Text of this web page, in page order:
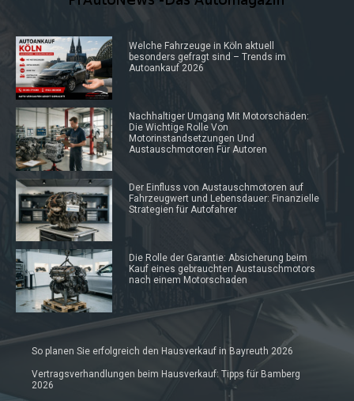
Welche Fahrzeuge in Köln aktuell
besonders gefragt sind – Trends im
Autoankauf 2026
Nachhaltiger Umgang Mit Motorschäden:
Die Wichtige Rolle Von
Motorinstandsetzungen Und
Austauschmotoren Für Autoren
Der Einfluss von Austauschmotoren auf
Fahrzeugwert und Lebensdauer: Finanzielle
Strategien für Autofahrer
Die Rolle der Garantie: Absicherung beim
Kauf eines gebrauchten Austauschmotors
nach einem Motorschaden
So planen Sie erfolgreich den Hausverkauf in Bayreuth 2026
Vertragsverhandlungen beim Hausverkauf: Tipps für Bamberg
2026